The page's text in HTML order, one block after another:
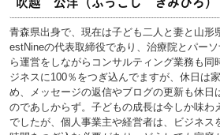
青森県出身で、現在は子ども二人と妻と山形
estNineの代表取締役であり、治療院とパー
ら運営をしながらコンサルティング業務も同
ジネスに100％をつぎ込んでますが、休日は
め、メッセージの返信やブログの更新も休日
のであしからず。子どもの成長は今しか味わ
でしたが、個人事業主や経営者は、ビジネス